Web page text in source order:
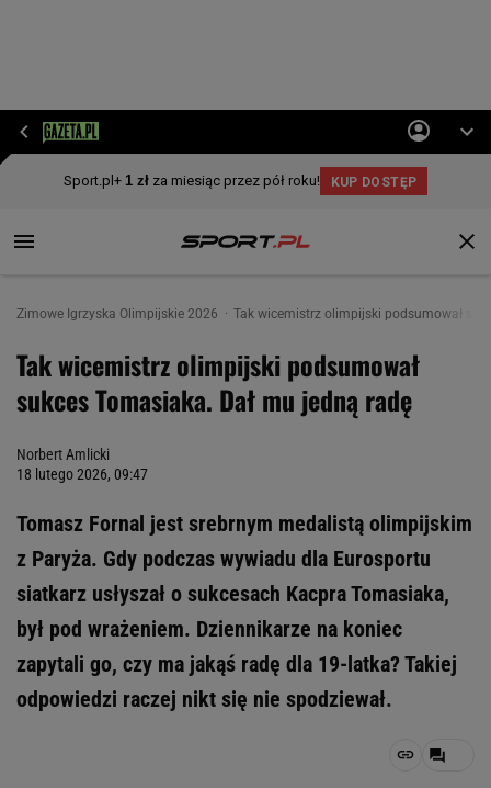
Zimowe Igrzyska Olimpijskie 2026 Tak wicemistrz olimpijski podsumował
Tak wicemistrz olimpijski podsumował
sukces Tomasiaka. Dał mu jedną radę
Norbert Amlicki
18 lutego 2026, 09:47
Tomasz Fornal jest srebrnym medalistą olimpijskim
z Paryża. Gdy podczas wywiadu dla Eurosportu
siatkarz usłyszał o sukcesach Kacpra Tomasiaka,
był pod wrażeniem. Dziennikarze na koniec
zapytali go, czy ma jakąś radę dla 19-latka? Takiej
odpowiedzi raczej nikt się nie spodziewał.